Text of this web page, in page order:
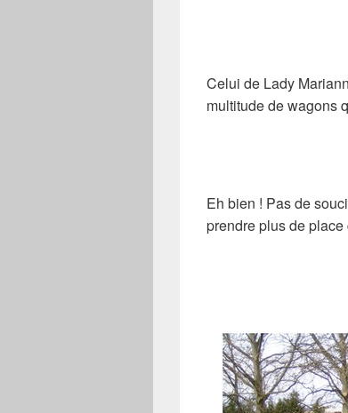
Celui de Lady
multitude de wagons
Eh bien ! Pas de
prendre plus de